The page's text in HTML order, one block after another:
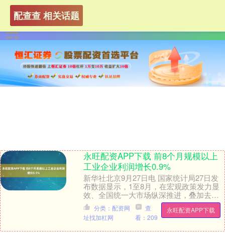
配查查 相关话题
永旺配资APP下载 前8个月规模以上
工业企业利润增长0.9%
新华社北京9月27日电 国家统计局27日发
布数据显示，1至8月，在宏观政策发力显
效、全国统一大市场纵深推进，叠加去年
同期低基数等多重因素作用下，全国规模
以上工业....
永旺配资APP下载
分类：配资网
址找加杠网
查
看：209